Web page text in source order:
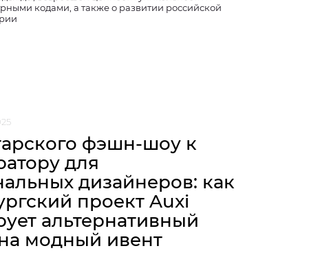
кодами, а также о развитии российской
фэшн-шоу к
для
дизайнеров: как
проект Auxi
альтернативный
модный ивент